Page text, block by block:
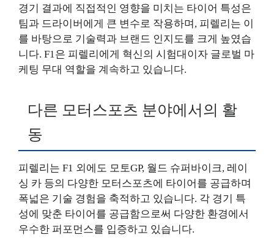
경기 결과에 직접적인 영향을 미치는 타이어 특성은
팀과 드라이버에게 큰 변수로 작용하며, 피렐리는 이
를 바탕으로 기술력과 브랜드 인지도를 크게 높였습
니다. F1은 피렐리에게 혁신의 시험대이자 글로벌 마
케팅 무대 역할을 계속하고 있습니다.
다른 모터스포츠 분야에서의 활
동
피렐리는 F1 외에도 모토GP, 월드 슈퍼바이크, 레이
싱 카 등의 다양한 모터스포츠에 타이어를 공급하며
폭넓은 기술 경험을 축적하고 있습니다. 각 경기 특
성에 맞춘 타이어를 공급함으로써 다양한 환경에서
우수한 퍼포먼스를 입증하고 있습니다.